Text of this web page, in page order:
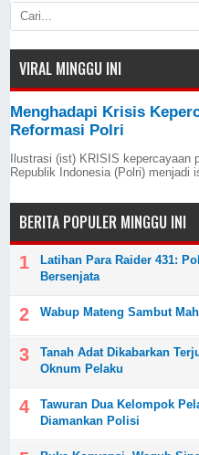
VIRAL MINGGU INI
Menghadapi Krisis
Reformasi Polri
Ilustrasi (ist) KRISIS
Republik Indonesia (Polri) menjadi
BERITA POPULER MINGGU INI
Latihan Para Raider 431:
Bersenjata
Wabup Mateng Sambut
Tanah Adat Dikabarkan
Oknum Pelaku
Tawuran Dua Kelompok
Diamankan Polisi